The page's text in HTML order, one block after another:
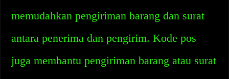
memudahkan pengiriman barang dan surat
antara penerima dan pengirim. Kode pos
juga membantu pengiriman barang atau surat